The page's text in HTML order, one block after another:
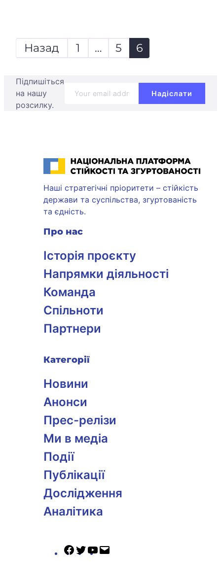
Назад 1 … 5 6
Підпишіться
на нашу
розсилку.
Національна платформа стійкості та згуртованості
Наші стратегічні пріоритети – стійкість
держави та суспільства, згуртованість
та єдність.
Про нас
Історія проєкту
Напрямки діяльності
Команда
Спільноти
Партнери
Категорії
Новини
Анонси
Прес-релізи
Ми в медіа
Події
Публікації
Дослідження
Аналітика